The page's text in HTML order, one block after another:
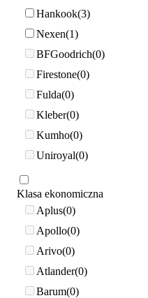
Hankook 3
Nexen 1
BFGoodrich 0
Firestone 0
Fulda 0
Kleber 0
Kumho 0
Uniroyal 0
Klasa ekonomiczna
Aplus 0
Apollo 0
Arivo 0
Atlander 0
Barum 0